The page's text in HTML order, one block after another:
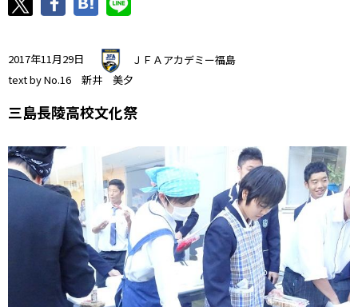
2017年11月29日
ＪＦＡアカデミー福島
text by No.16 新井 美夕
三島長陵高校文化祭